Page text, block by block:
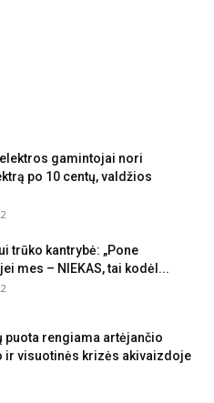
gamintojai nori
po 10 centų, valdžios
trūko kantrybė: „Pone
mes – NIEKAS, tai kodėl...
puota rengiama artėjančio
ir visuotinės krizės akivaizdoje